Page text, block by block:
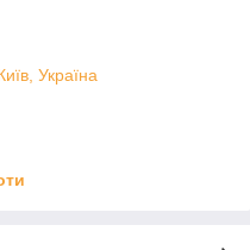
Україна